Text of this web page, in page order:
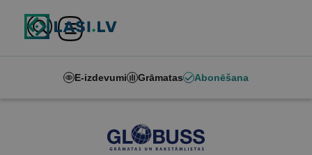
E-izdevumi Grāmatas Abonēšana